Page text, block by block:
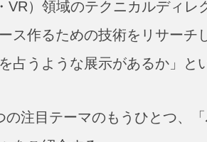
VR）領域のテクニカルディ
ス作るための技術をリサーチ
占うような展示があるか」と
の注目テーマのもうひとつ、「